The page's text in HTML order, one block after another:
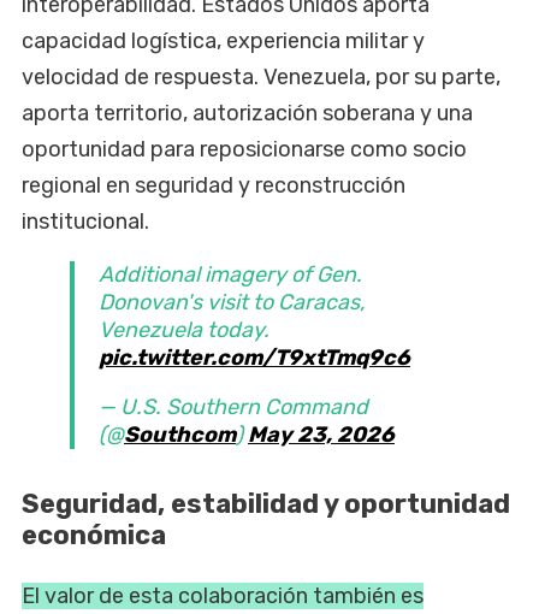
capacidad logística, experiencia militar y
velocidad de respuesta. Venezuela, por su parte,
aporta territorio, autorización soberana y una
oportunidad para reposicionarse como socio
regional en seguridad y reconstrucción
institucional.
Additional imagery of Gen.
Donovan's visit to Caracas,
Venezuela today.
pic.twitter.com/T9xtTmq9c6
— U.S. Southern Command
(@Southcom)May 23, 2026
Seguridad, estabilidad y oportunidad
económica
El valor de esta colaboración también es